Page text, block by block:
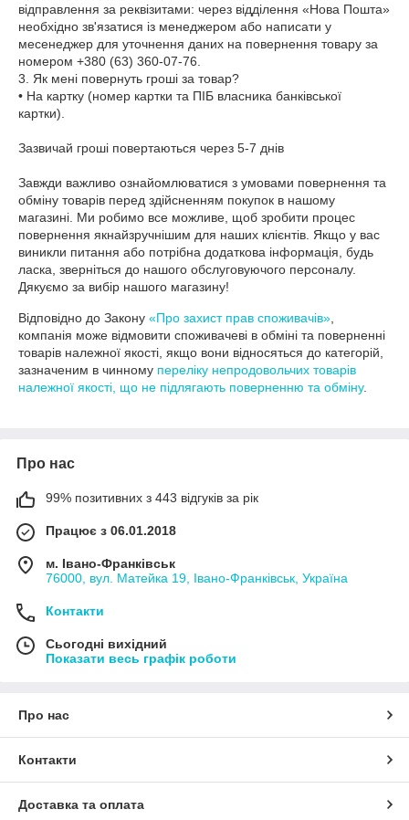
відправлення за реквізитами: через відділення «Нова Пошта»
необхідно зв'язатися із менеджером або написати у
месенеджер для уточнення даних на повернення товару за
номером +380 (63) 360-07-76.
3. Як мені повернуть гроші за товар?
• На картку (номер картки та ПІБ власника банківської
картки).
Зазвичай гроші повертаються через 5-7 днів
Завжди важливо ознайомлюватися з умовами повернення та
обміну товарів перед здійсненням покупок в нашому
магазині. Ми робимо все можливе, щоб зробити процес
повернення якнайзручнішим для наших клієнтів. Якщо у вас
виникли питання або потрібна додаткова інформація, будь
ласка, зверніться до нашого обслуговуючого персоналу.
Дякуємо за вибір нашого магазину!
Відповідно до Закону «Про захист прав споживачів»
компанія може відмовити споживачеві в обміні та поверненні
товарів належної якості, якщо вони відносяться до категорій,
зазначеним в чинному переліку непродовольчих товарів
належної якості, що не підлягають поверненню та обміну.
Про нас
99% позитивних з 443 відгуків за рік
Працює з 06.01.2018
м. Івано-Франківськ
76000, вул. Матейка 19, Івано-Франківськ, Україна
Контакти
Сьогодні вихідний
Показати весь графік роботи
Про нас
Контакти
Доставка та оплата